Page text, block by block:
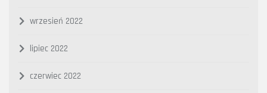
wrzesień 2022
lipiec 2022
czerwiec 2022